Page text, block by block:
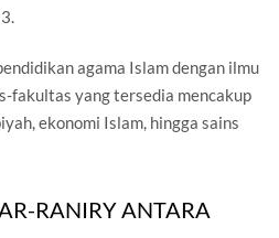
agama Islam dengan ilmu
fakultas yang tersedia mencakup
ekonomi Islam, hingga sains
RANIRY ANTARA